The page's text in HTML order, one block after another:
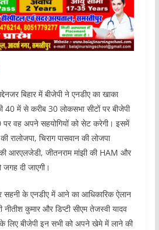
बिहार में बीजेपी ने एनडीए का खाका
40 में से करीब 30 लोकसभा सीटों पर बीजेपी
वह अपने सहयोगियों को सेट करेगी। इसमें
रालोजपा, चिराग पासवान की लोजपा
की आरएलजेडी, जीतनराम मांझी की HAM और
दी जाएगी।
सहनी के एनडीए में आने का आधिकारिक ऐलान
कुमार और डिप्टी सीएम तेजस्वी यादव
लिए बीजेपी इन सभी को अपने खेमे में लाने की